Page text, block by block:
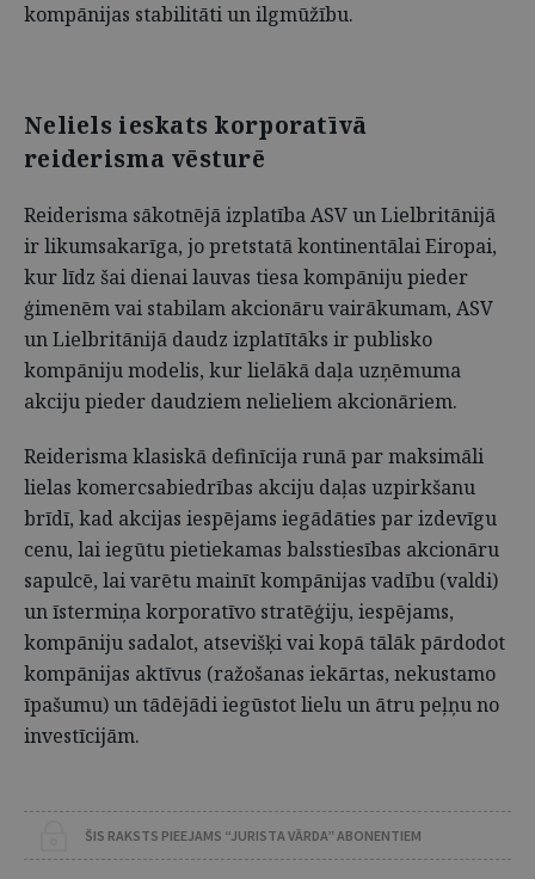
kompānijas stabilitāti un ilgmūžību.
Neliels ieskats korporatīvā
reiderisma vēsturē
Reiderisma sākotnējā izplatība ASV un Lielbritānijā
ir likumsakarīga, jo pretstatā kontinentālai Eiropai,
kur līdz šai dienai lauvas tiesa kompāniju pieder
ģimenēm vai stabilam akcionāru vairākumam, ASV
un Lielbritānijā daudz izplatītāks ir publisko
kompāniju modelis, kur lielākā daļa uzņēmuma
akciju pieder daudziem nelieliem akcionāriem.
Reiderisma klasiskā definīcija runā par maksimāli
lielas komercsabiedrības akciju daļas uzpirkšanu
brīdī, kad akcijas iespējams iegādāties par izdevīgu
cenu, lai iegūtu pietiekamas balsstiesības akcionāru
sapulcē, lai varētu mainīt kompānijas vadību (valdi)
un īstermiņa korporatīvo stratēģiju, iespējams,
kompāniju sadalot, atsevišķi vai kopā tālāk pārdodot
kompānijas aktīvus (ražošanas iekārtas, nekustamo
īpašumu) un tādējādi iegūstot lielu un ātru peļņu no
investīcijām.
ŠIS RAKSTS PIEEJAMS “JURISTA VĀRDA” ABONENTIEM